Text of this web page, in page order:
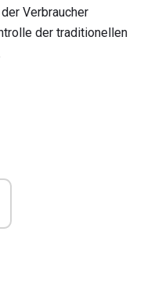
Verbraucher
der traditionellen